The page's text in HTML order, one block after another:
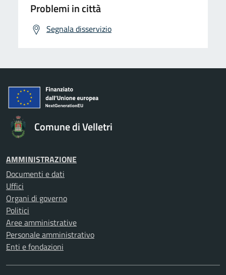
Problemi in città
Segnala disservizio
Comune di Velletri
AMMINISTRAZIONE
Documenti e dati
Uffici
Organi di governo
Politici
Aree amministrative
Personale amministrativo
Enti e fondazioni